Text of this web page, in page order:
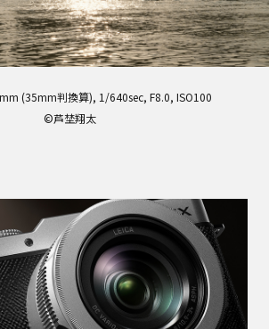
(35mm判換算), 1/640sec, F8.0, ISO100
©芦埜翔太